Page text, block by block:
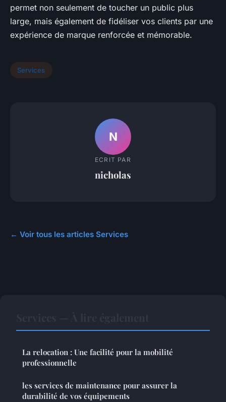
permet non seulement de toucher un public plus
large, mais également de fidéliser vos clients par une
expérience de marque renforcée et mémorable.
Services
N
ECRIT PAR
nicholas
← Voir tous les articles Services
La relocation : Une facilité pour la mobilité
professionnelle
les services de maintenance pour assurer la
durabilité de vos équipements